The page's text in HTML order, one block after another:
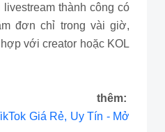
thành công có
đơn chỉ trong vài giờ,
với creator hoặc KOL
Giá Rẻ, Uy Tín - Mở